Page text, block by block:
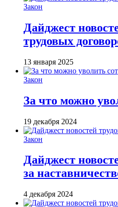
Закон
Дайджест
трудовых
13 января 2025
Закон
За что можно
19 декабря 2024
Закон
Дайджест
за
4 декабря 2024